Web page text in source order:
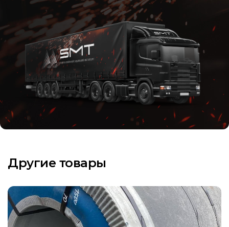
Другие товары